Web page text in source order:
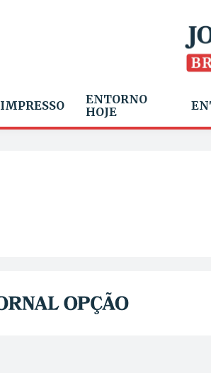
IMPRESSO
ENTORNO
HOJE